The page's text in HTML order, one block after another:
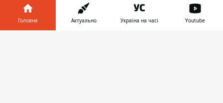
Головна Актуально Україна на часі Youtube